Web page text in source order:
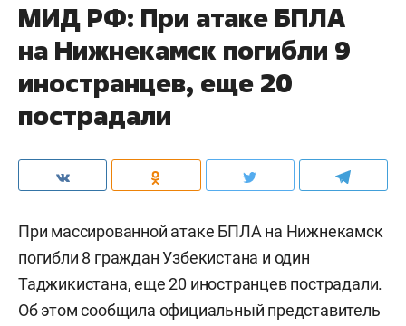
МИД РФ: При атаке БПЛА
на Нижнекамск погибли 9
иностранцев, еще 20
пострадали
При массированной атаке БПЛА на Нижнекамск
погибли 8 граждан Узбекистана и один
Таджикистана, еще 20 иностранцев пострадали.
Об этом сообщила официальный представитель